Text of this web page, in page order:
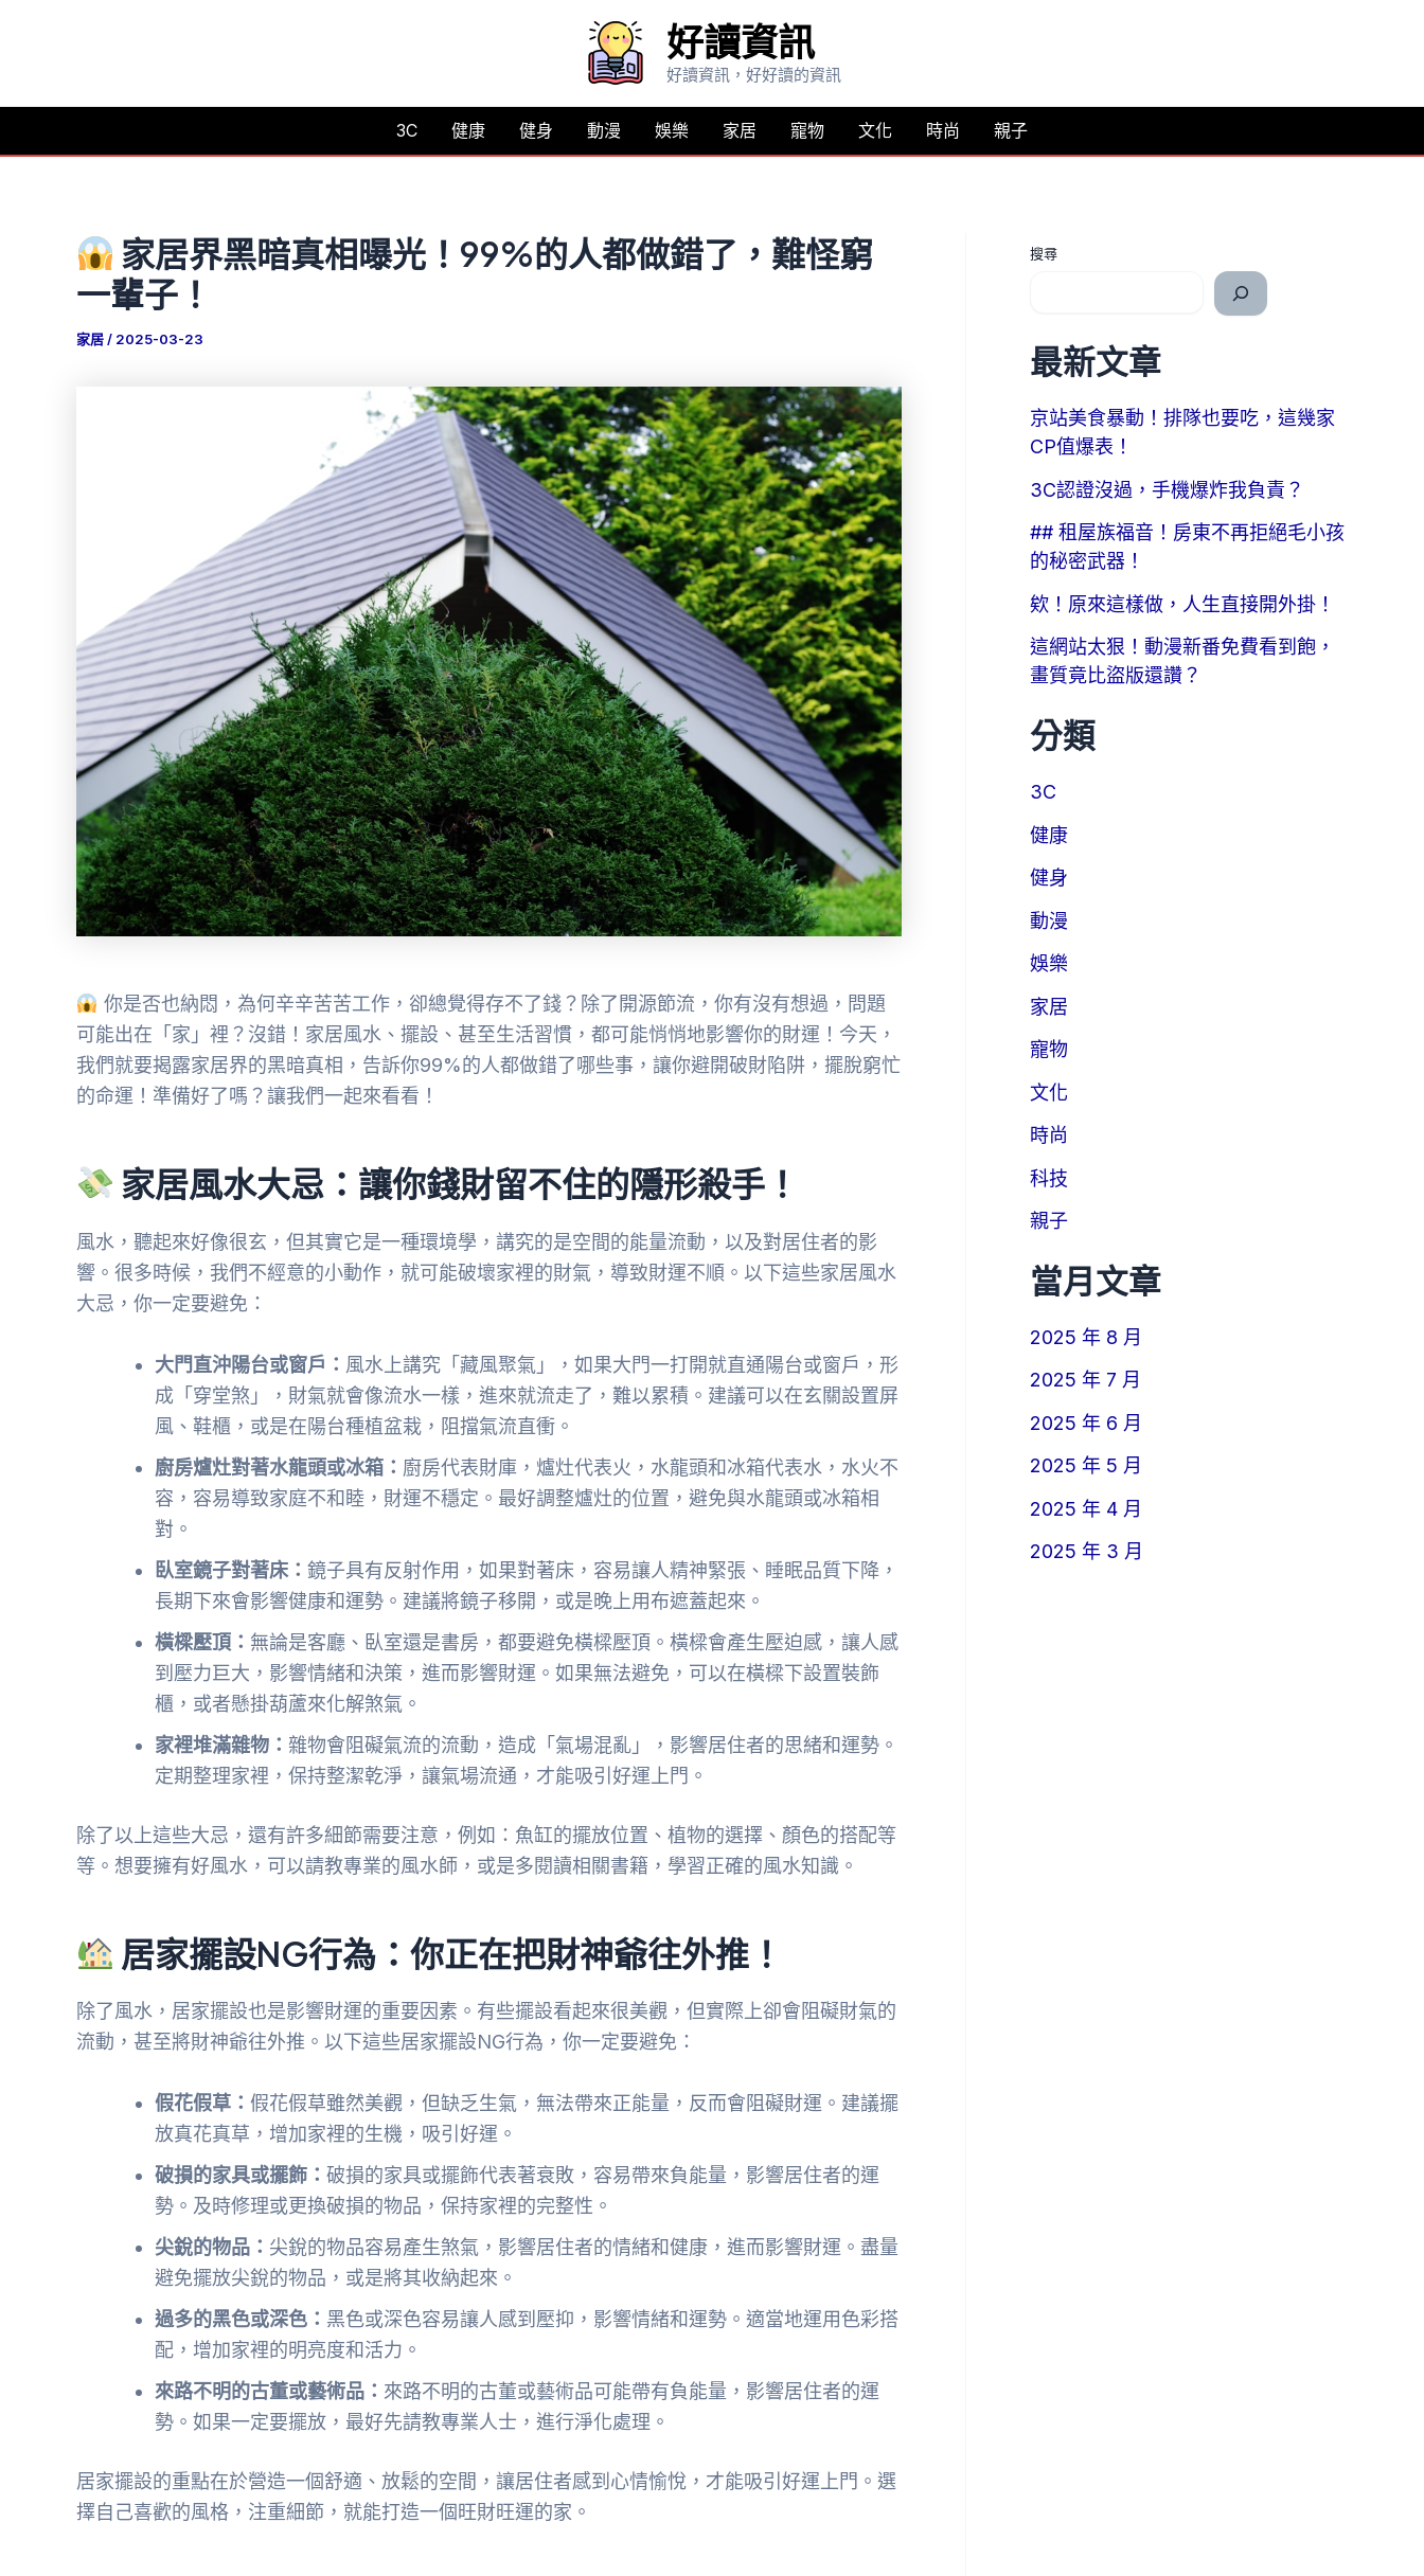
要
好讀資訊
好讀資訊，好好讀的資訊
3C 健康 健身 動漫 娛樂 家居 寵物 文化 時尚 親子
家居界黑暗真相曝光！99%的人都做錯了，難怪窮
一輩子！
家居/ 2025-03-23
你是否也納悶，為何辛辛苦苦工作，卻總覺得存不了錢？除了開源節流，你有沒有想過，問題
可能出在「家」裡？沒錯！家居風水、擺設、甚至生活習慣，都可能悄悄地影響你的財運！今天，
我們就要揭露家居界的黑暗真相，告訴你99%的人都做錯了哪些事，讓你避開破財陷阱，擺脫窮忙
的命運！準備好了嗎？讓我們一起來看看！
家居風水大忌：讓你錢財留不住的隱形殺手！
風水，聽起來好像很玄，但其實它是一種環境學，講究的是空間的能量流動，以及對居住者的影
響。很多時候，我們不經意的小動作，就可能破壞家裡的財氣，導致財運不順。以下這些家居風水
大忌，你一定要避免：
大門直沖陽台或窗戶： 風水上講究「藏風聚氣」，如果大門一打開就直通陽台或窗戶，形
成「穿堂煞」，財氣就會像流水一樣，進來就流走了，難以累積。建議可以在玄關設置屏
風、鞋櫃，或是在陽台種植盆栽，阻擋氣流直衝。
廚房爐灶對著水龍頭或冰箱： 廚房代表財庫，爐灶代表火，水龍頭和冰箱代表水，水火不
容，容易導致家庭不和睦，財運不穩定。最好調整爐灶的位置，避免與水龍頭或冰箱相
對。
臥室鏡子對著床： 鏡子具有反射作用，如果對著床，容易讓人精神緊張、睡眠品質下降，
長期下來會影響健康和運勢。建議將鏡子移開，或是晚上用布遮蓋起來。
橫樑壓頂： 無論是客廳、臥室還是書房，都要避免橫樑壓頂。橫樑會產生壓迫感，讓人感
到壓力巨大，影響情緒和決策，進而影響財運。如果無法避免，可以在橫樑下設置裝飾
櫃，或者懸掛葫蘆來化解煞氣。
家裡堆滿雜物： 雜物會阻礙氣流的流動，造成「氣場混亂」，影響居住者的思緒和運勢。
定期整理家裡，保持整潔乾淨，讓氣場流通，才能吸引好運上門。
除了以上這些大忌，還有許多細節需要注意，例如：魚缸的擺放位置、植物的選擇、顏色的搭配等
等。想要擁有好風水，可以請教專業的風水師，或是多閱讀相關書籍，學習正確的風水知識。
居家擺設NG行為：你正在把財神爺往外推！
除了風水，居家擺設也是影響財運的重要因素。有些擺設看起來很美觀，但實際上卻會阻礙財氣的
流動，甚至將財神爺往外推。以下這些居家擺設NG行為，你一定要避免：
假花假草： 假花假草雖然美觀，但缺乏生氣，無法帶來正能量，反而會阻礙財運。建議擺
放真花真草，增加家裡的生機，吸引好運。
破損的家具或擺飾： 破損的家具或擺飾代表著衰敗，容易帶來負能量，影響居住者的運
勢。及時修理或更換破損的物品，保持家裡的完整性。
尖銳的物品： 尖銳的物品容易產生煞氣，影響居住者的情緒和健康，進而影響財運。盡量
避免擺放尖銳的物品，或是將其收納起來。
過多的黑色或深色： 黑色或深色容易讓人感到壓抑，影響情緒和運勢。適當地運用色彩搭
配，增加家裡的明亮度和活力。
來路不明的古董或藝術品： 來路不明的古董或藝術品可能帶有負能量，影響居住者的運
勢。如果一定要擺放，最好先請教專業人士，進行淨化處理。
居家擺設的重點在於營造一個舒適、放鬆的空間，讓居住者感到心情愉悅，才能吸引好運上門。選
擇自己喜歡的風格，注重細節，就能打造一個旺財旺運的家。
搜尋
最新文章
京站美食暴動！排隊也要吃，這幾家
CP值爆表！
3C認證沒過，手機爆炸我負責？
## 租屋族福音！房東不再拒絕毛小孩
的秘密武器！
欸！原來這樣做，人生直接開外掛！
這網站太狠！動漫新番免費看到飽，
畫質竟比盜版還讚？
分類
3C
健康
健身
動漫
娛樂
家居
寵物
文化
時尚
科技
親子
當月文章
2025 年 8 月
2025 年 7 月
2025 年 6 月
2025 年 5 月
2025 年 4 月
2025 年 3 月